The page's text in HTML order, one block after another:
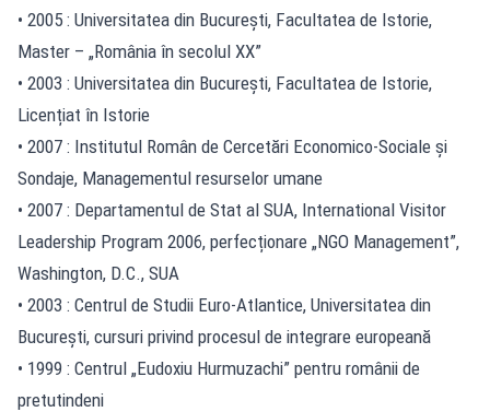
• 2005 : Universitatea din București, Facultatea de Istorie,
Master – „România în secolul XX”
• 2003 : Universitatea din București, Facultatea de Istorie,
Licențiat în Istorie
• 2007 : Institutul Român de Cercetări Economico-Sociale și
Sondaje, Managementul resurselor umane
• 2007 : Departamentul de Stat al SUA, International Visitor
Leadership Program 2006, perfecționare „NGO Management”,
Washington, D.C., SUA
• 2003 : Centrul de Studii Euro-Atlantice, Universitatea din
București, cursuri privind procesul de integrare europeană
• 1999 : Centrul „Eudoxiu Hurmuzachi” pentru românii de
pretutindeni